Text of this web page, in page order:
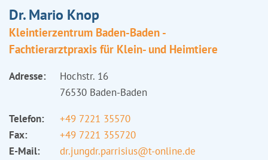
Dr. Mario Knop
Kleintierzentrum Baden-Baden -
Fachtierarztpraxis für Klein- und Heimtiere
Adresse:
Hochstr. 16
76530 Baden-Baden
Telefon:
+49 7221 35570
Fax:
+49 7221 355720
E-Mail:
dr.jungdr.parrisius@t-online.de